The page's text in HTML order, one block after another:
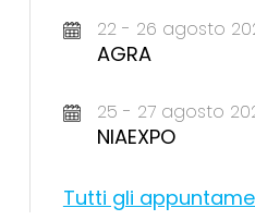
22 - 26 agosto
AGRA
25 - 27 agosto
NIAEXPO
Tutti gli